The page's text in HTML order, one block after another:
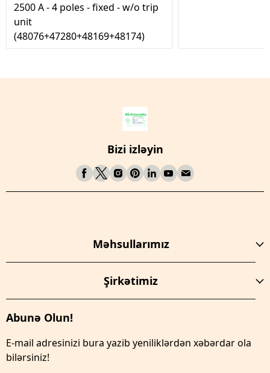
2500 A - 4 poles - fixed - w/o trip
unit
(48076+47280+48169+48174)
Bizi izləyin
Məhsullarımız
Şirkətimiz
Abunə Olun!
E-mail adresinizi bura yazib yeniliklərdən xəbərdar ola
bilərsiniz!